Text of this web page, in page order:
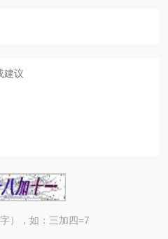
），如：三加四=7